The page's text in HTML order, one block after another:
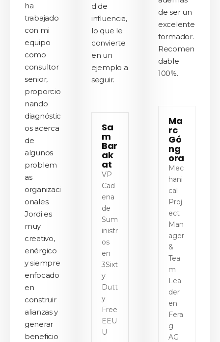
ha
trabajado
con mi
equipo
como
consultor
senior,
proporcio
nando
diagnóstic
os acerca
de
algunos
problem
as
organizaci
onales.
Jordi es
muy
creativo,
enérgico
y siempre
enfocado
en
construir
alianzas y
generar
beneficio
d de
influencia,
lo que le
convierte
en un
ejemplo a
seguir.
Sa
m
Bar
ak
at
VP
Cad
ena
de
Sum
inistr
os
en
3Sixt
y
Dutt
y
Free
EEU
U
de ser un
excelente
formador.
Recomen
dable
100%.
Ma
rc
Gó
ng
ora
Mec
hani
cal
Proj
ect
Man
ager
&
Tea
m
Lea
der
en
Fera
g
AG